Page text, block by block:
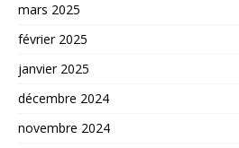
mars 2025
février 2025
janvier 2025
décembre 2024
novembre 2024